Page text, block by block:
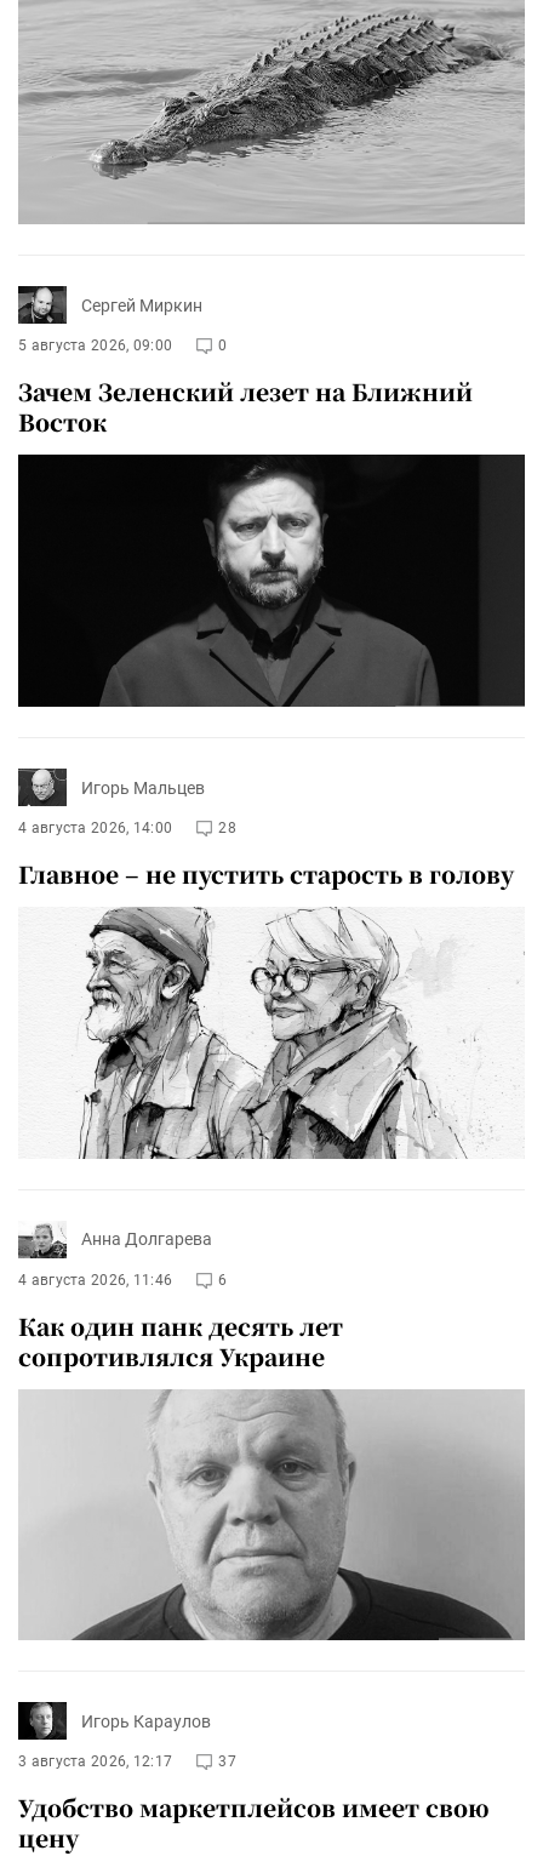
Сергей Миркин
5 августа 2026, 09:00 0
Зачем Зеленский лезет на Ближний
Восток
Игорь Мальцев
4 августа 2026, 14:00 28
Главное – не пустить старость в голову
Анна Долгарева
4 августа 2026, 11:46 6
Как один панк десять лет
сопротивлялся Украине
Игорь Караулов
3 августа 2026, 12:17 37
Удобство маркетплейсов имеет свою
цену